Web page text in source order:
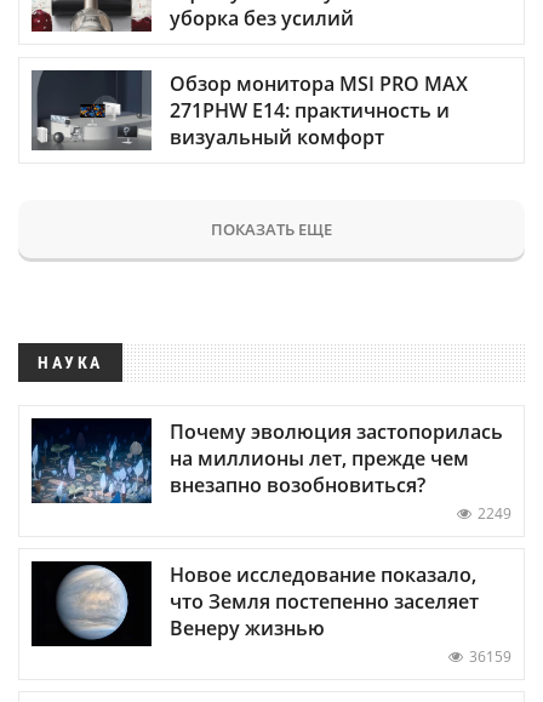
уборка без усилий
Обзор монитора MSI PRO MAX
271PHW E14: практичность и
визуальный комфорт
ПОКАЗАТЬ ЕЩЕ
НАУКА
Почему эволюция застопорилась
на миллионы лет, прежде чем
внезапно возобновиться?
2249
Новое исследование показало,
что Земля постепенно заселяет
Венеру жизнью
36159